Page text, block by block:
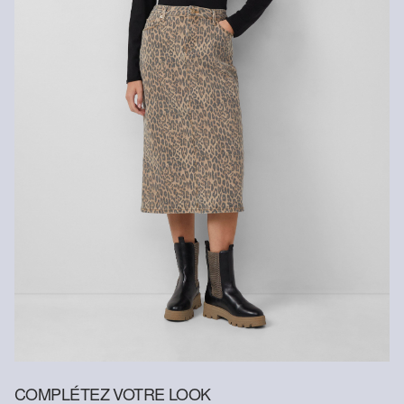
COMPLÉTEZ VOTRE LOOK